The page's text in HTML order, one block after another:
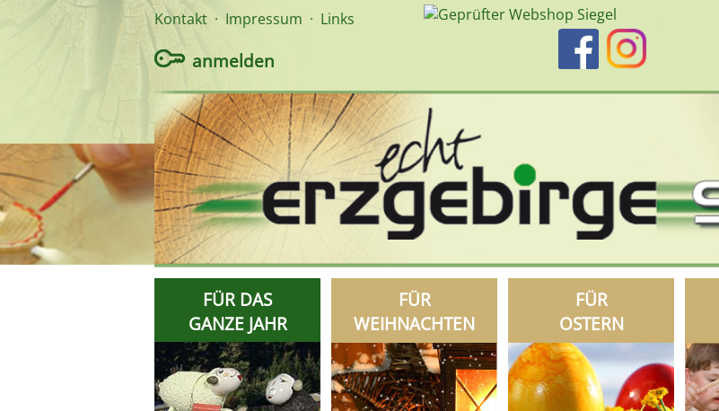
Kontakt · Impressum · Links
anmelden
FÜR DAS
GANZE JAHR
FÜR
WEIHNACHTEN
FÜR
OSTERN